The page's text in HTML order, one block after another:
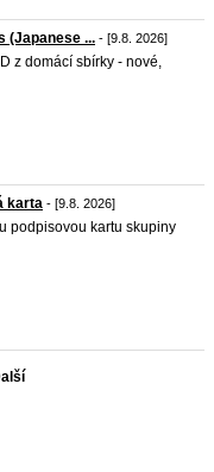
(Japanese ... - [9.8. 2026]
z domácí sbírky - nové,
karta - [9.8. 2026]
podpisovou kartu skupiny